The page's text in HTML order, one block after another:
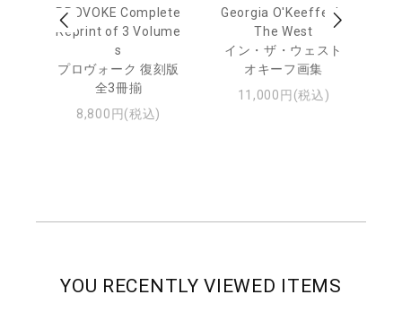
PROVOKE Complete
Reprint of 3 Volume
s
プロヴォーク 復刻版
全3冊揃
8,800円(税込)
Georgia O'Keeffe: In
The West
イン・ザ・ウェスト
オキーフ画集
11,000円(税込)
YOU RECENTLY VIEWED ITEMS